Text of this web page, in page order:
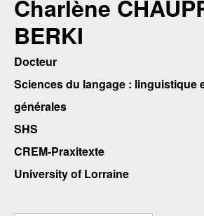
Charlène
BERKI
Docteur
Sciences du langage : linguistique
générales
SHS
CREM-Praxitexte
University of Lorraine